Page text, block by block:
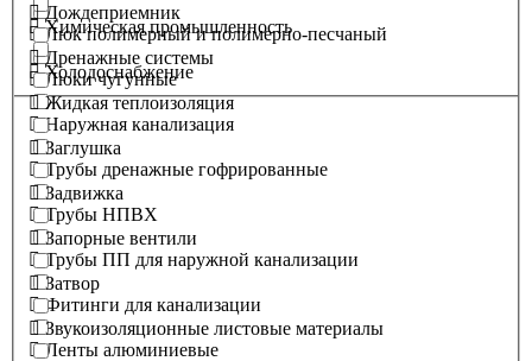
Люк полимерный и полимерно-песчаный
Люки чугунные
Наружная канализация
Трубы дренажные гофрированные
Трубы НПВХ
Трубы ПП для наружной канализации
Фитинги для канализации
Ленты алюминиевые
Химическая промышленность
Холодоснабжение
Дождеприемник
Дренажные системы
Жидкая теплоизоляция
Заглушка
Задвижка
Запорные вентили
Затвор
Звукоизоляционные листовые материалы